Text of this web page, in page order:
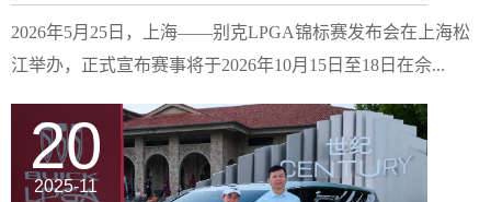
2026年5月25日，上海——别克LPGA锦标赛发布会在上海松
江举办，正式宣布赛事将于2026年10月15日至18日在佘...
20
2025-11